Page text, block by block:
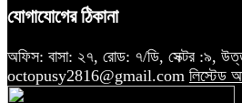
যোগাযোগের ঠিকানা
অফিস: বাসা: ২৭, রোড: ৭/ডি, সেক্টর :৯,
octopusy2816@gmail.com লিস্টেড